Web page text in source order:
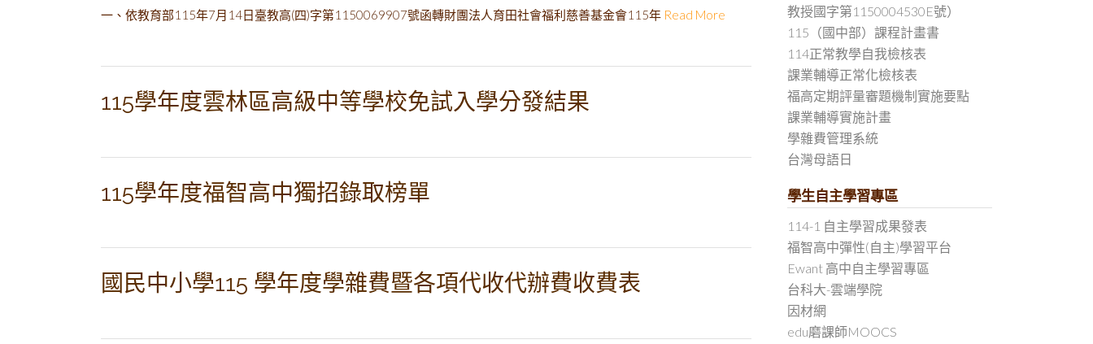
一、依教育部115年7月14日臺教高(四)字第1150069907號函轉財團法人育田社會福利慈善基金會115年 Read More
115學年度雲林區高級中等學校免試入學分發結果
115學年度福智高中獨招錄取榜單
國民中小學115 學年度學雜費暨各項代收代辦費收費表
教授國字第1150004530E號）
115（國中部）課程計畫書
114正常教學自我檢核表
課業輔導正常化檢核表
福高定期評量審題機制實施要點
課業輔導實施計畫
學雜費管理系統
台灣母語日
學生自主學習專區
114-1 自主學習成果發表
福智高中彈性(自主)學習平台
Ewant 高中自主學習專區
台科大-雲端學院
因材網
edu磨課師MOOCS